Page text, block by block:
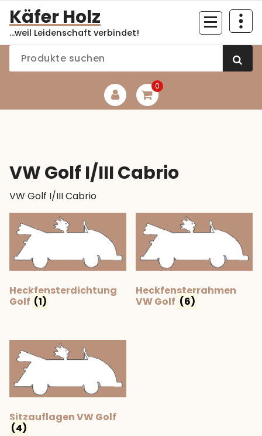
Inhalt
springen
Käfer Holz
...weil Leidenschaft verbindet!
0
VW Golf I/III Cabrio
VW Golf I/III Cabrio
Heckfensterdichtung
Golf (1)
Heckfensterrahmen
VW Golf (6)
Sitzauflagen VW Golf
(4)